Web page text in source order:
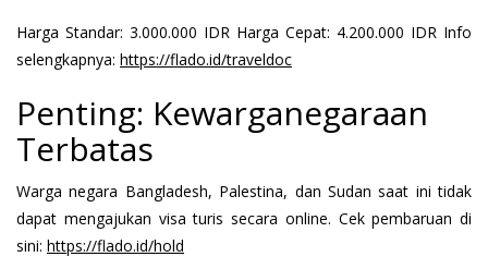
Harga Standar: 3.000.000 IDR Harga Cepat: 4.200.000 IDR Info
selengkapnya: https://flado.id/traveldoc
Penting: Kewarganegaraan
Terbatas
Warga negara Bangladesh, Palestina, dan Sudan saat ini tidak
dapat mengajukan visa turis secara online. Cek pembaruan di
sini: https://flado.id/hold